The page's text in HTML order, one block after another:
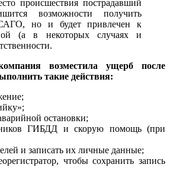
происшествия пострадавший
возможности получить
но и будет привлечен к
(а в некоторых случаях и
возместила ущерб после
такие действия:
остановки;
ГИБДД и скорую помощь (при
и записать их личные данные;
чтобы сохранить запись